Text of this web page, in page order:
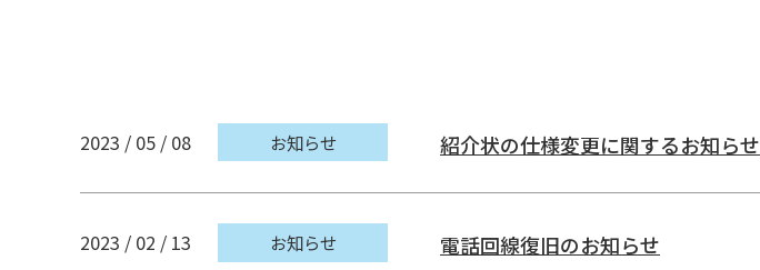
2023 / 05 / 08 お知らせ 紹介状の仕様変更に関するお知らせ
2023 / 02 / 13 お知らせ 電話回線復旧のお知らせ
診療のご案内